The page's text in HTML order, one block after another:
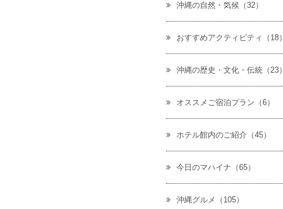
沖縄の自然・気候（32）
おすすめアクティビティ（18）
沖縄の歴史・文化・伝統（23）
オススメご宿泊プラン（6）
ホテル館内のご紹介（45）
今日のマハイナ（65）
沖縄グルメ（105）